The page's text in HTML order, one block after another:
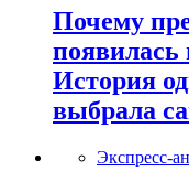
Почему
появилась
История
выбрала
Экспресс-